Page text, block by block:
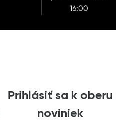
16:00
Prihlásiť sa k oberu
noviniek